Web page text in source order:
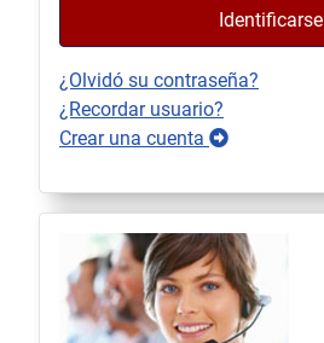
Identificarse
¿Olvidó su contraseña?
¿Recordar usuario?
Crear una cuenta